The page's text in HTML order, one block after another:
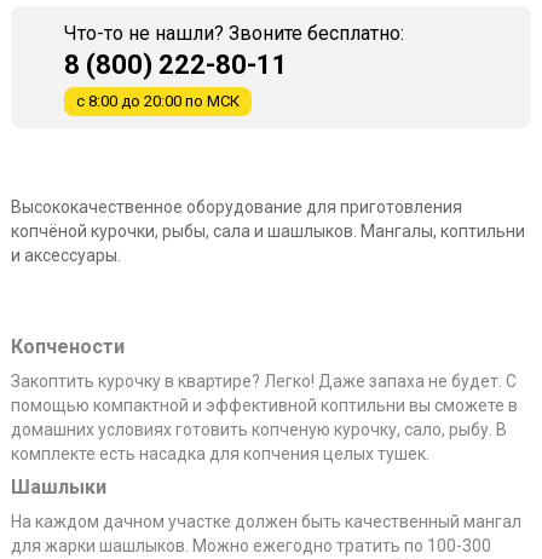
Что-то не нашли? Звоните бесплатно:
8 (800) 222-80-11
с 8:00 до 20:00 по МСК
Высококачественное оборудование для приготовления
копчёной курочки, рыбы, сала и шашлыков. Мангалы, коптильни
и аксессуары.
Копчености
Закоптить курочку в квартире? Легко! Даже запаха не будет. С
помощью компактной и эффективной коптильни вы сможете в
домашних условиях готовить копченую курочку, сало, рыбу. В
комплекте есть насадка для копчения целых тушек.
Шашлыки
На каждом дачном участке должен быть качественный мангал
для жарки шашлыков. Можно ежегодно тратить по 100-300